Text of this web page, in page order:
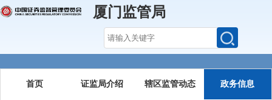
厦门监管局
首页 证监局介绍 辖区监管动态 政务信息